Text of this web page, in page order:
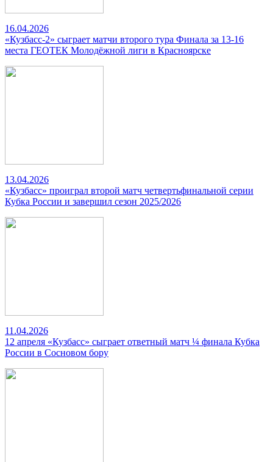
16.04.2026
«Кузбасс-2» сыграет матчи второго тура Финала за 13-16
места ГЕОТЕК Молодёжной лиги в Красноярске
13.04.2026
«Кузбасс» проиграл второй матч четвертьфинальной серии
Кубка России и завершил сезон 2025/2026
11.04.2026
12 апреля «Кузбасс» сыграет ответный матч ¼ финала Кубка
России в Сосновом бору